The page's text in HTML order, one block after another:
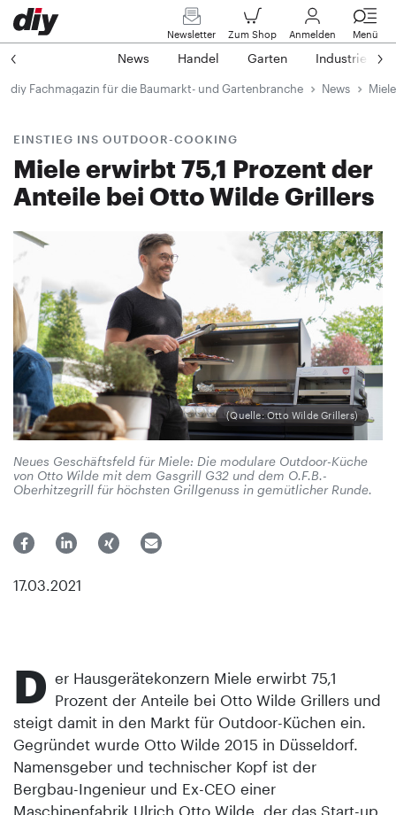
Newsletter Zum Shop Anmelden Menü
News Handel Garten Industrie
diy Fachmagazin für die Baumarkt- und Gartenbranche News
EINSTIEG INS OUTDOOR-COOKING
Miele erwirbt 75,1 Prozent der
Anteile bei Otto Wilde Grillers
(Quelle: Otto Wilde Grillers)
Neues Geschäftsfeld für Miele: Die modulare Outdoor-Küche
von Otto Wilde mit dem Gasgrill G32 und dem O.F.B.-
Oberhitzegrill für höchsten Grillgenuss in gemütlicher Runde.
17.03.2021
D er Hausgerätekonzern Miele erwirbt 75,1
Prozent der Anteile bei Otto Wilde Grillers und
steigt damit in den Markt für Outdoor-Küchen ein.
Gegründet wurde Otto Wilde 2015 in Düsseldorf.
Namensgeber und technischer Kopf ist der
Bergbau-Ingenieur und Ex-CEO einer
Maschinenfabrik Ulrich Otto Wilde, der das Start-up